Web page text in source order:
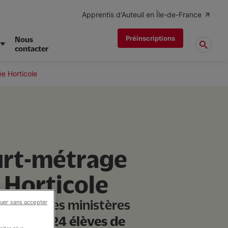
Nous
contacter
Apprentis d'Auteuil en Île-de-France
Préinscriptions
Horticole
métrage
Horticole
des ministères
, 24 élèves de
sans accepter